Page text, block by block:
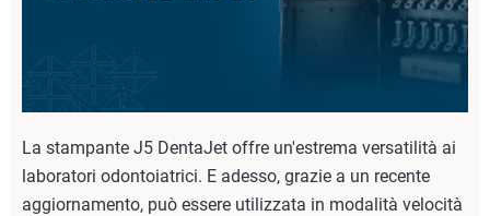
La stampante J5 DentaJet offre un'estrema versatilità ai
laboratori odontoiatrici. E adesso, grazie a un recente
aggiornamento, può essere utilizzata in modalità velocità